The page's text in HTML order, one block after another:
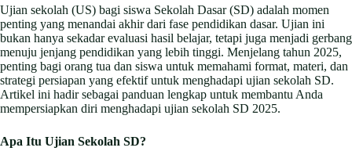
Ujian sekolah (US) bagi siswa Sekolah Dasar (SD) adalah momen
penting yang menandai akhir dari fase pendidikan dasar. Ujian ini
bukan hanya sekadar evaluasi hasil belajar, tetapi juga menjadi gerbang
menuju jenjang pendidikan yang lebih tinggi. Menjelang tahun 2025,
penting bagi orang tua dan siswa untuk memahami format, materi, dan
strategi persiapan yang efektif untuk menghadapi ujian sekolah SD.
Artikel ini hadir sebagai panduan lengkap untuk membantu Anda
mempersiapkan diri menghadapi ujian sekolah SD 2025.
Apa Itu Ujian Sekolah SD?